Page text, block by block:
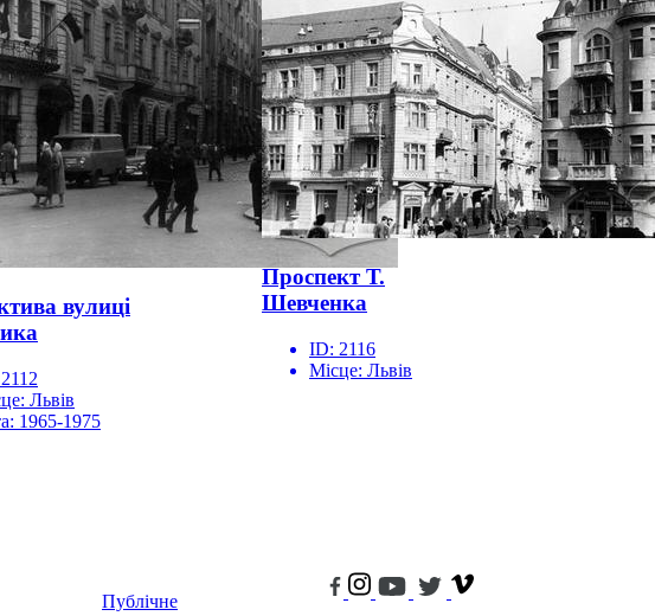
вулиці
2112
Львів
1965-1975
Проспект Т.
Шевченка
ID: 2116
Місце: Львів
Публічне